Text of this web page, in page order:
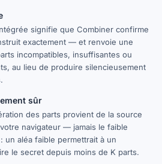
signifie que Combiner confirme
exactement — et renvoie une
incompatibles, insuffisantes ou
au lieu de produire silencieusement
sûr
des parts provient de la source
navigateur — jamais le faible
un aléa faible permettrait à un
le secret depuis moins de K parts.